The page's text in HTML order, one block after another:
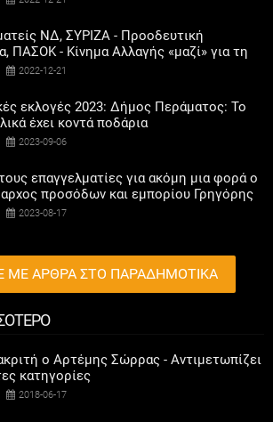
ΝΔ, ΣΥΡΙΖΑ - Προοδευτική
ΠΑΣΟΚ - Κίνημα Αλλαγής «μαζί» για τη
των γυναικών στην πολιτική
2022-12-21
εκλογές 2023: Δήμος Περάματος: Το
έχει κοντά ποδάρια
2023-09-06
επαγγελματίες για ακόμη μια φορά ο
προσόδων και εμπορίου Γρηγόρης
2023-08-17
ΜΕ ΑΡΘΡΑ ΣΤΟ ΠΑΡΑΔΗΜΟΤΙΚΑ
ο Αρτέμης Σώρρας - Αντιμετωπίζει
κατηγορίες
2018-06-17